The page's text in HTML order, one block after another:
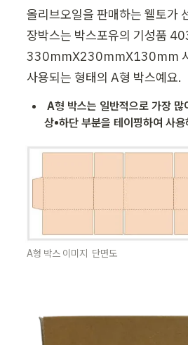
올리브오일을 판매하는 웰토가
장박스는 박스포유의 기성품
330mmX230mmX130mm 사
사용되는 형태의 A형 박스예요.
A형 박스는 일반적으로 가장 많
상•하단 부분을 테이핑하여 사용
A형 박스 이미지  단면도